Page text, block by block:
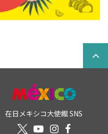
在日メキシコ大使館 SNS